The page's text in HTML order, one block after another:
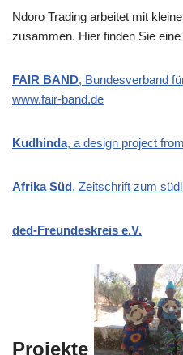
Ndoro Trading arbeitet mit
zusammen. Hier finden Sie
FAIR BAND, Bundesverband
www.fair-band.de
Kudhinda, a design project
Afrika Süd, Zeitschrift zum
ded-Freundeskreis e.V.
Projekte